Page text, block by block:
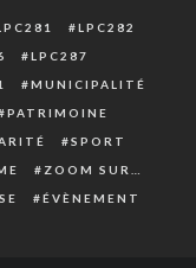
LPC282
LPC287
MUNICIPALITÉ
PATRIMOINE
SPORT
ZOOM SUR…
ÉVÈNEMENT